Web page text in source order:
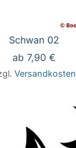
Schwan 02
ab 7,90 €
Versandkosten